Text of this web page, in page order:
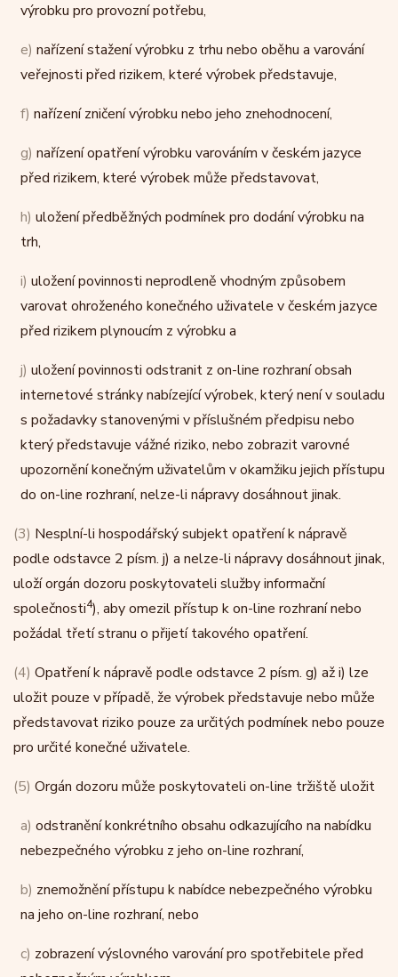
výrobku pro provozní potřebu,
e) nařízení stažení výrobku z trhu nebo oběhu a varování
veřejnosti před rizikem, které výrobek představuje,
f) nařízení zničení výrobku nebo jeho znehodnocení,
g) nařízení opatření výrobku varováním v českém jazyce
před rizikem, které výrobek může představovat,
h) uložení předběžných podmínek pro dodání výrobku na
trh,
i) uložení povinnosti neprodleně vhodným způsobem
varovat ohroženého konečného uživatele v českém jazyce
před rizikem plynoucím z výrobku a
j) uložení povinnosti odstranit z on-line rozhraní obsah
internetové stránky nabízející výrobek, který není v souladu
s požadavky stanovenými v příslušném předpisu nebo
který představuje vážné riziko, nebo zobrazit varovné
upozornění konečným uživatelům v okamžiku jejich přístupu
do on-line rozhraní, nelze-li nápravy dosáhnout jinak.
(3) Nesplní-li hospodářský subjekt opatření k nápravě
podle odstavce 2 písm. j) a nelze-li nápravy dosáhnout jinak,
uloží orgán dozoru poskytovateli služby informační
společnosti4), aby omezil přístup k on-line rozhraní nebo
požádal třetí stranu o přijetí takového opatření.
(4) Opatření k nápravě podle odstavce 2 písm. g) až i) lze
uložit pouze v případě, že výrobek představuje nebo může
představovat riziko pouze za určitých podmínek nebo pouze
pro určité konečné uživatele.
(5) Orgán dozoru může poskytovateli on-line tržiště uložit
a) odstranění konkrétního obsahu odkazujícího na nabídku
nebezpečného výrobku z jeho on-line rozhraní,
b) znemožnění přístupu k nabídce nebezpečného výrobku
na jeho on-line rozhraní, nebo
c) zobrazení výslovného varování pro spotřebitele před